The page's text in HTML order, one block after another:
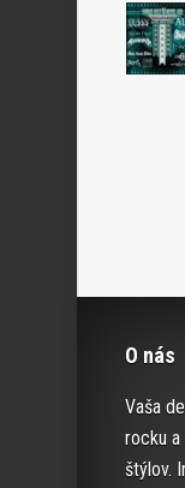
O nás
Vaša
rocku a
štýlov.